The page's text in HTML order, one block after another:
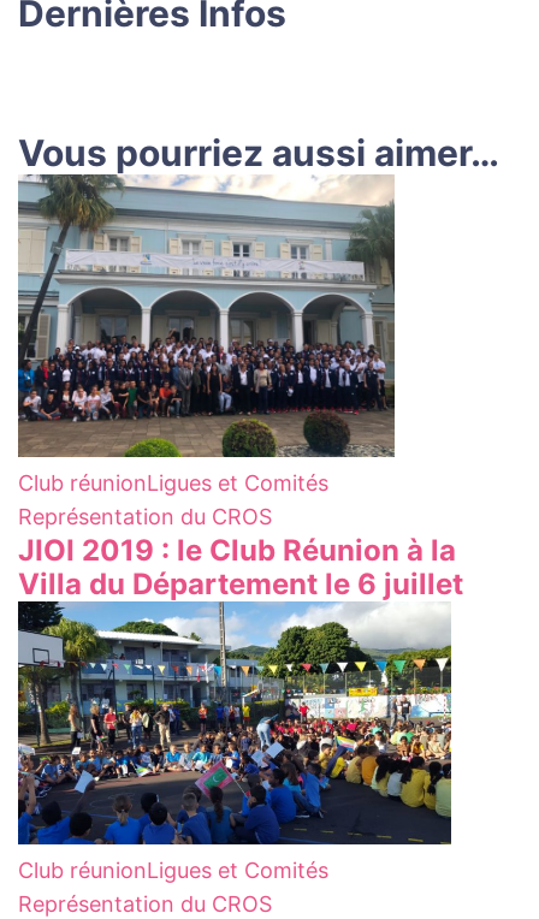
Dernières Infos
Vous pourriez aussi aimer…
Club réunionLigues et Comités
Représentation du CROS
JIOI 2019 : le Club Réunion à la
Villa du Département le 6 juillet
Club réunionLigues et Comités
Représentation du CROS